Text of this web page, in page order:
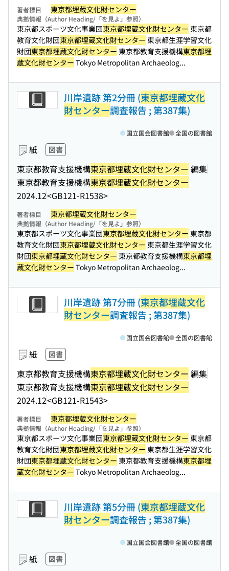
著者標目 東京都埋蔵文化財センター
典拠情報（Author Heading/「を見よ」参照）
東京都スポーツ文化事業団東京都埋蔵文化財センター 東京都
教育文化財団東京都埋蔵文化財センター 東京都生涯学習文化
財団東京都埋蔵文化財センター 東京都教育支援機構東京都埋
蔵文化財センター Tokyo Metropolitan Archaeolog...
川岸遺跡 第2分冊 (東京都埋蔵文化
財センター調査報告 ; 第387集)
紙 図書
東京都教育支援機構東京都埋蔵文化財センター 編集
東京都教育支援機構東京都埋蔵文化財センター
2024.12<GB121-R1538>
国立国会図書館 全国の図書館
著者標目 東京都埋蔵文化財センター
典拠情報（Author Heading/「を見よ」参照）
東京都スポーツ文化事業団東京都埋蔵文化財センター 東京都
教育文化財団東京都埋蔵文化財センター 東京都生涯学習文化
財団東京都埋蔵文化財センター 東京都教育支援機構東京都埋
蔵文化財センター Tokyo Metropolitan Archaeolog...
川岸遺跡 第7分冊 (東京都埋蔵文化
財センター調査報告 ; 第387集)
紙 図書
東京都教育支援機構東京都埋蔵文化財センター 編集
東京都教育支援機構東京都埋蔵文化財センター
2024.12<GB121-R1543>
国立国会図書館 全国の図書館
著者標目 東京都埋蔵文化財センター
典拠情報（Author Heading/「を見よ」参照）
東京都スポーツ文化事業団東京都埋蔵文化財センター 東京都
教育文化財団東京都埋蔵文化財センター 東京都生涯学習文化
財団東京都埋蔵文化財センター 東京都教育支援機構東京都埋
蔵文化財センター Tokyo Metropolitan Archaeolog...
川岸遺跡 第5分冊 (東京都埋蔵文化
財センター調査報告 ; 第387集)
紙 図書
国立国会図書館 全国の図書館